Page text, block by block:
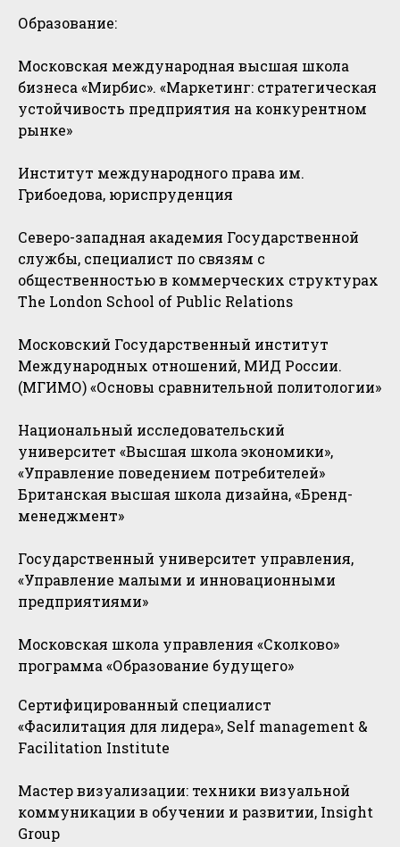
Образование:
Московская международная высшая школа
бизнеса «Мирбис». «Маркетинг: стратегическая
устойчивость предприятия на конкурентном
рынке»
Институт международного права им.
Грибоедова, юриспруденция
Северо-западная академия Государственной
службы, специалист по связям с
общественностью в коммерческих структурах
The London School of Public Relations
Московский Государственный институт
Международных отношений, МИД России.
(МГИМО) «Основы сравнительной политологии»
Национальный исследовательский
университет «Высшая школа экономики»,
«Управление поведением потребителей»
Британская высшая школа дизайна, «Бренд-
менеджмент»
Государственный университет управления,
«Управление малыми и инновационными
предприятиями»
Московская школа управления «Сколково»
программа «Образование будущего»
Сертифицированный специалист
«Фасилитация для лидера», Self management &
Facilitation Institute
Мастер визуализации: техники визуальной
коммуникации в обучении и развитии, Insight
Group